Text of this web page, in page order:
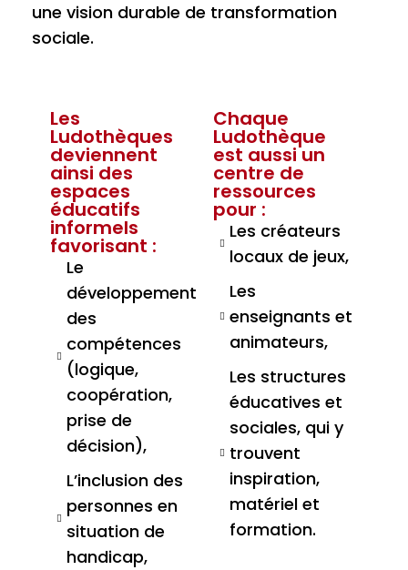
une vision durable de transformation
sociale.
Les
Ludothèques
deviennent
ainsi des
espaces
éducatifs
informels
favorisant :
Le
développement
des
compétences
(logique,
coopération,
prise de
décision),
L’inclusion des
personnes en
situation de
handicap,
Chaque
Ludothèque
est aussi un
centre de
ressources
pour :
Les créateurs
locaux de jeux,
Les
enseignants et
animateurs,
Les structures
éducatives et
sociales, qui y
trouvent
inspiration,
matériel et
formation.